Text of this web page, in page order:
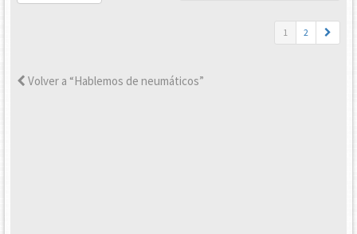
1 2
Volver a “Hablemos de neumáticos”